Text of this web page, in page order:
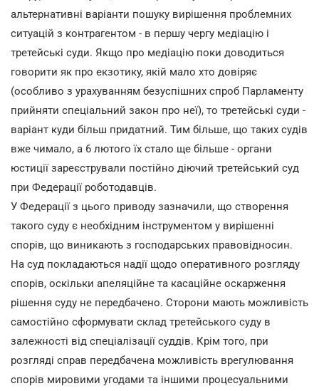
альтернативні варіанти пошуку вирішення проблемних
ситуацій з контрагентом - в першу чергу медіацію і
третейські суди. Якщо про медіацію поки доводиться
говорити як про екзотику, якій мало хто довіряє
(особливо з урахуванням безуспішних спроб Парламенту
прийняти спеціальний закон про неї), то третейські суди -
варіант куди більш придатний. Тим більше, що таких судів
вже чимало, а 6 лютого їх стало ще більше - органи
юстиції зареєстрували постійно діючий третейський суд
при Федерації роботодавців.
У Федерації з цього приводу зазначили, що створення
такого суду є необхідним інструментом у вирішенні
спорів, що виникають з господарських правовідносин.
На суд покладаються надії щодо оперативного розгляду
спорів, оскільки апеляційне та касаційне оскарження
рішення суду не передбачено. Сторони мають можливість
самостійно сформувати склад третейського суду в
залежності від спеціалізації суддів. Крім того, при
розгляді справ передбачена можливість врегулювання
спорів мировими угодами та іншими процесуальними